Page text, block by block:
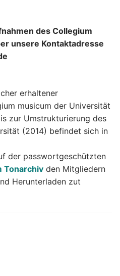
des Collegium
unsere Kontaktadresse
erhaltener
musicum der Universität
zur Umstrukturierung des
(2014) befindet sich in
der passwortgeschützten
Tonarchiv den Mitgliedern
Herunterladen zut